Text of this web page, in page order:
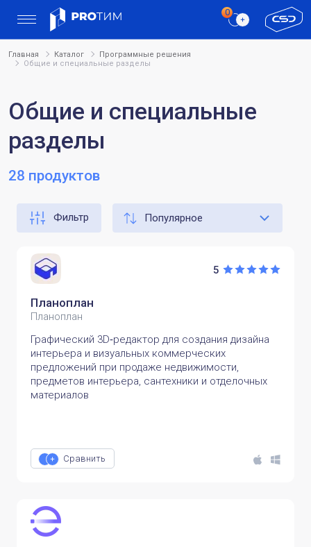
Главная Каталог
Программные решения
Общие и специальные разделы
Общие и специальные
разделы
28 продуктов
Фильтр
5
Планоплан
Планоплан
Графический 3D‑редактор для создания дизайна
интерьера и визуальных коммерческих
предложений при продаже недвижимости,
предметов интерьера, сантехники и отделочных
материалов
Сравнить